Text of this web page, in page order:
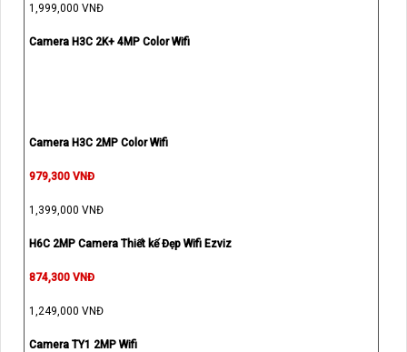
1,999,000 VNĐ
Camera H3C 2K+ 4MP Color Wifi
Camera H3C 2MP Color Wifi
979,300 VNĐ
1,399,000 VNĐ
H6C 2MP Camera Thiết kế Đẹp Wifi Ezviz
874,300 VNĐ
1,249,000 VNĐ
Camera TY1 2MP Wifi